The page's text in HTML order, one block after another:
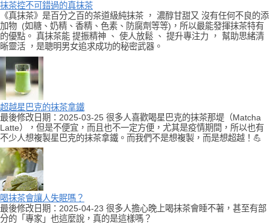
抹茶控不可錯過的真抹茶
《真抹茶》是百分之百的茶道級純抹茶 ， 濃醇甘甜又 沒有任何不良的添
加物 (如糖、奶精、香精、色素、防腐劑等等)，所以最能發揮抹茶特有
的優點。 真抹茶能 提振精神 、 使人放鬆 、 提升專注力 ， 幫助思緒清
晰靈活 ，是聰明男女追求成功的秘密武器。
超越星巴克的抹茶拿鐵
最後修改日期：2025-03-25 很多人喜歡喝星巴克的抹茶那堤（Matcha
Latte），但是不便宜，而且也不一定方便，尤其是疫情期間，所以也有
不少人想複製星巴克的抹茶拿鐵。而我們不是想複製，而是想超越！💪
喝抹茶會讓人失眠嗎？
最後修改日期：2025-04-23 很多人擔心晚上喝抹茶會睡不著，甚至有部
分的「專家」也這麼說，真的是這樣嗎？